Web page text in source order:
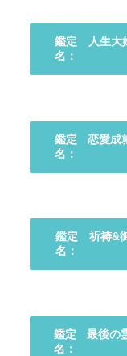
鑑定
名：
人生大
鑑定
名：
恋愛成
鑑定
名：
祈祷&
鑑定
名：
最後の